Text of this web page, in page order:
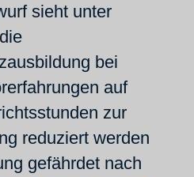
sieht unter
bei
auf
zur
reduziert werden
gefährdet nach